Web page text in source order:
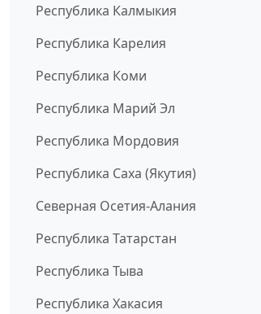
Республика Калмыкия
Республика Карелия
Республика Коми
Республика Марий Эл
Республика Мордовия
Республика Саха (Якутия)
Северная Осетия-Алания
Республика Татарстан
Республика Тыва
Республика Хакасия